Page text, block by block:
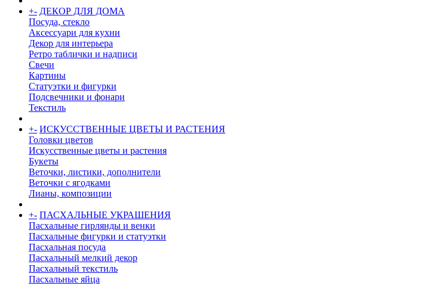
+- ДЕКОР ДЛЯ ДОМА
Посуда, стекло
Аксессуари для кухни
Декор для интерьера
Ретро таблички и надписи
Свечи
Картины
Статуэтки и фигурки
Подсвечники и фонари
Текстиль
+- ИСКУССТВЕННЫЕ ЦВЕТЫ И РАСТЕНИЯ
Головки цветов
Искусственные цветы и растения
Букеты
Веточки, листики, дополнители
Веточки с ягодками
Лианы, композиции
+- ПАСХАЛЬНЫЕ УКРАШЕНИЯ
Пасхальные гирлянды и венки
Пасхальные фигурки и статуэтки
Пасхальная посуда
Пасхальный мелкий декор
Пасхальный текстиль
Пасхальные яйца